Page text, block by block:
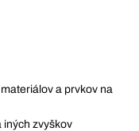
a prvkov na
iných zvyškov